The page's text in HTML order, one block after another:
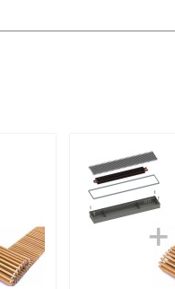
до подъезда